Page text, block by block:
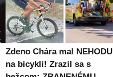
Zdeno Chára mal NEHODU
na bicykli! Zrazil sa s